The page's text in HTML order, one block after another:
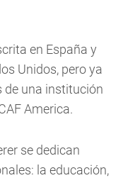
en España y
Unidos, pero ya
de una institución
America.
se dedican
la educación,